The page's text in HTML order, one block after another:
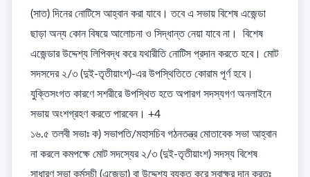
(সাত) দিনের নোটিসে আহ্বান করা যাবে। তবে এ সভায় বিশেষ এজেন্ডা
ছাড়া অন্য কোন বিষয়ে আলোচনা ও সিদ্ধান্ত নেয়া যাবে না।  বিশেষ
এজেন্ডার উদ্দেশ্য লিপিবদ্ধ করে যথারীতি নোটিস প্রদান করতে হবে। মোট
সদসদের ২/৩ (দুই-তৃতীয়াংশ)-এর উপস্থিতিতে কোরাম পূর্ণ হবে।
যুক্তিসংগত কারণে সশরীরে উপস্থিত হতে অপারগ সদস্যগণ অনলাইনে
সভায় অংশগ্রহণ করতে পারবেন। +4
১৬.৫ তলবী সভাঃ ক) সভাপতি/মহাসচিব গঠনতন্ত্র মোতাবেক সভা আহ্বান
না করলে কমপক্ষে মোট সদস্যের ২/৩ (দুই-তৃতীয়াংশ) সদস্য বিশেষ
সাধারণ সভা কর্মসূচী (এজেন্ডা) বা উদ্দেশ্য ব্যক্ত করে স্বাক্ষর দান করতঃ